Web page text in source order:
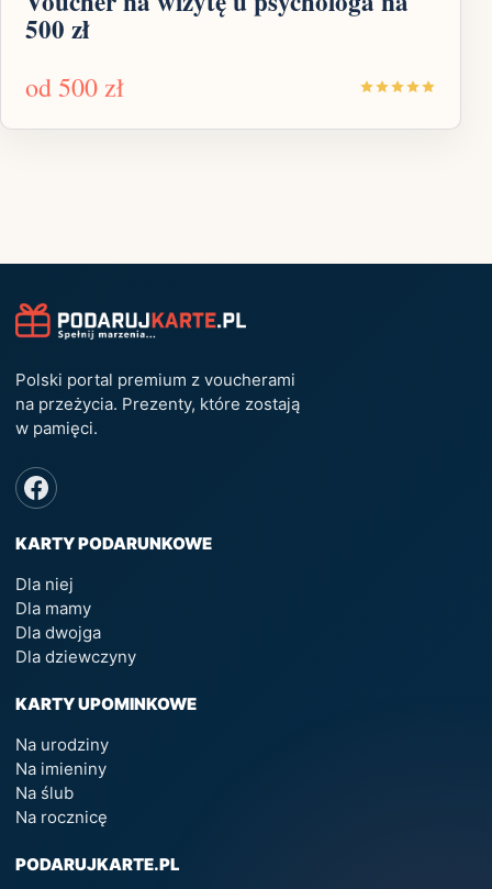
500 zł
od 500 zł
Polski portal premium z voucherami
na przeżycia. Prezenty, które zostają
w pamięci.
KARTY PODARUNKOWE
Dla niej
Dla mamy
Dla dwojga
Dla dziewczyny
KARTY UPOMINKOWE
Na urodziny
Na imieniny
Na ślub
Na rocznicę
PODARUJKARTE.PL